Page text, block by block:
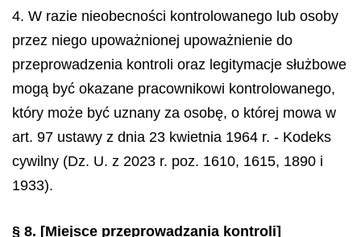
4. W razie nieobecności kontrolowanego lub osoby
przez niego upoważnionej upoważnienie do
przeprowadzenia kontroli oraz legitymacje służbowe
mogą być okazane pracownikowi kontrolowanego,
który może być uznany za osobę, o której mowa w
art. 97 ustawy z dnia 23 kwietnia 1964 r. - Kodeks
cywilny (Dz. U. z 2023 r. poz. 1610, 1615, 1890 i
1933).
§ 8. [Miejsce przeprowadzania kontroli]